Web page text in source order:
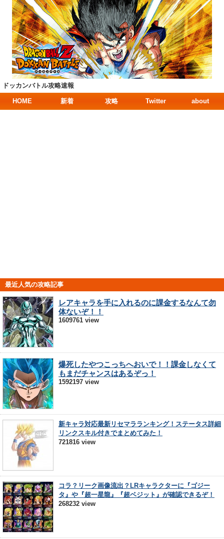
ドッカンバトル攻略速報
HOME 新着 攻略 Twitter about
最近人気の攻略記事
レアキャラを手に入れるのに課金するなんて勿
体ないぞ！！
1609761 view
爆死したやつこっちへおいで！！課金しなくて
もまだチャンスはあるぞっ！
1592197 view
新キャラ対応最新リセマラランキング！ステータス詳細
リンクスキル付きでまとめてみた！
721816 view
コラ？リーク画像流出？LRキャラクターに『ゴジー
タ』や『超一星龍』『超ベジット』が確認できるぞ！
268232 view